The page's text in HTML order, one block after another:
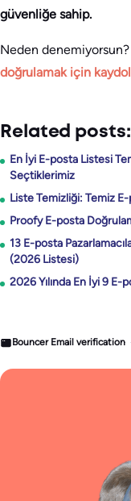
güvenliğe sahip.
Neden denemiyorsun?
doğrulamak için
Related posts:
En İyi E-posta Listesi
Seçtiklerimiz
Liste Temizliği: Temiz
Proofy E-posta
13 E-posta
(2026 Listesi)
2026 Yılında En İyi 9
Bouncer Email verification